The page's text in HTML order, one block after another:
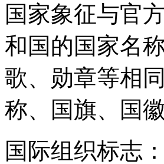
国家象征与官
和国的国家名
歌、勋章等相
称、国旗、国
国际组织标志‌